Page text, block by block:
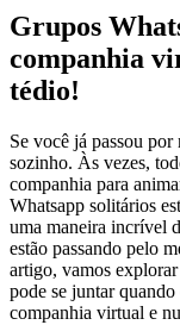
Grupos
companhia
tédio!
Se você já passou
sozinho. Às vezes,
companhia para
Whatsapp solitários
uma maneira incrível
estão passando pelo
artigo, vamos
pode se juntar
companhia virtual e